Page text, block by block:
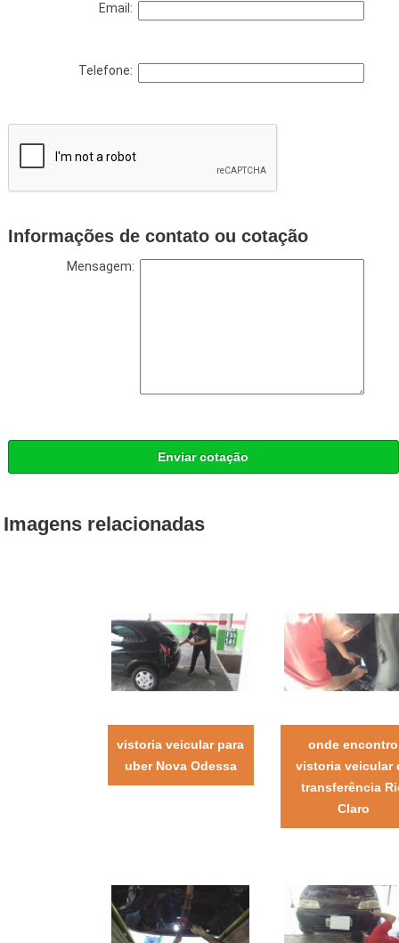
Email:
Telefone:
Informações de contato ou cotação
Mensagem:
Enviar cotação
Imagens relacionadas
vistoria veicular para
uber Nova Odessa
onde encontro
vistoria veicular
transferência
Claro